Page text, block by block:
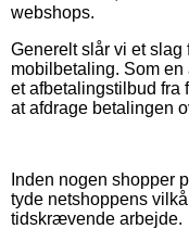
webshops.
Generelt slår vi et
mobilbetaling. Som
et afbetalingstilbud fra
at afdrage betalingen
Inden nogen shopper
tyde netshoppens
tidskrævende arbejde.